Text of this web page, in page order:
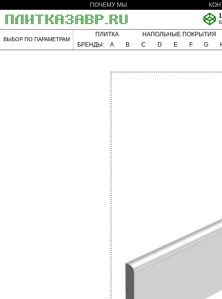
ПОЧЕМУ МЫ
ВЫБОР ПО ПАРАМЕТРАМ
ПЛИТКА НАПОЛЬНЫЕ ПОКРЫТИЯ
БРЕНДЫ:
A B C D E F G